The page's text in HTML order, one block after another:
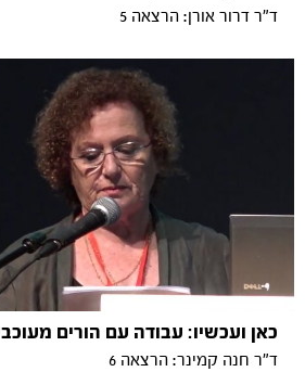
ד"ר דרור אורן: הרצאה 5
כאן ועכשיו: עבודה עם הורים
ד"ר חנה קמינר: הרצאה 6